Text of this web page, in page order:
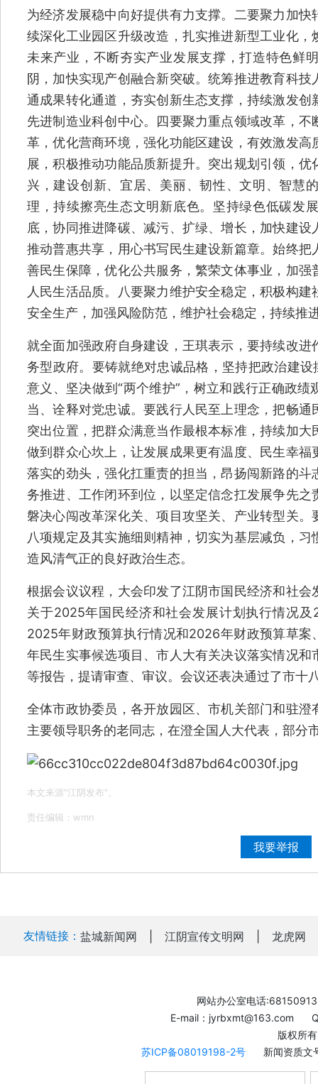
为经济发展稳中向好提供有力支撑。二要聚力加
续深化工业园区升级改造，扎实推进新型工业化
未来产业，不断夯实产业发展支撑，打造特色鲜
阴，加快实现产创融合新突破。统筹推进教育科
通成果转化通道，夯实创新生态支撑，持续激发
先进制造业科创中心。四要聚力重点领域改革，
革，优化营商环境，强化功能区建设，有效激发
展，积极推动功能品质新提升。突出规划引领，
兴，建设创新、宜居、美丽、韧性、文明、智慧
理，持续擦亮生态文明新底色。坚持绿色低碳发
底，协同推进降碳、减污、扩绿、增长，加快建
推动普惠共享，用心书写民生建设新篇章。始终
善民生保障，优化公共服务，繁荣文体事业，加
人民生活品质。八要聚力维护安全稳定，积极构
安全生产，加强风险防范，维护社会稳定，持续推
就全面加强政府自身建设，王琪表示，要持续改
务型政府。要铸就绝对忠诚品格，坚持把政治建
意义、坚决做到“两个维护”，树立和践行正确政
当、诠释对党忠诚。要践行人民至上理念，把畅
突出位置，把群众满意当作最根本标准，持续加
做到群众心坎上，让发展成果更有温度、民生幸
落实的劲头，强化扛重责的担当，昂扬闯新路的
务推进、工作闭环到位，以坚定信念扛发展争先
磐决心闯改革深化关、项目攻坚关、产业转型关
八项规定及其实施细则精神，切实为基层减负，
造风清气正的良好政治生态。
根据会议议程，大会印发了江阴市国民经济和社
关于2025年国民经济和社会发展计划执行情况
2025年财政预算执行情况和2026年财政预算草
年民生实事候选项目、市人大有关决议落实情况
等报告，提请审查、审议。会议还表决通过了市十
全体市政协委员，各开放园区、市机关部门和驻
主要领导职务的老同志，在澄全国人大代表，部分
本文来源"江阴发布"。
责任编辑：wmn
我要举报
友情链接： 盐城新闻网 江阴宣传文明网 龙虎网
网站办公室电话:68150913
E-mail：jyrbxmt@163.com
版权所
苏ICP备08019198-2号
新闻资质